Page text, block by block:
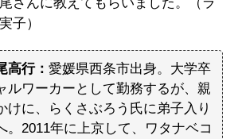
子）
高行： 愛媛県西条市出身。大学卒
ルワーカーとして勤務するが、親
けに、らくさぶろう氏に弟子入り
。2011年に上京して、ワタナベコ